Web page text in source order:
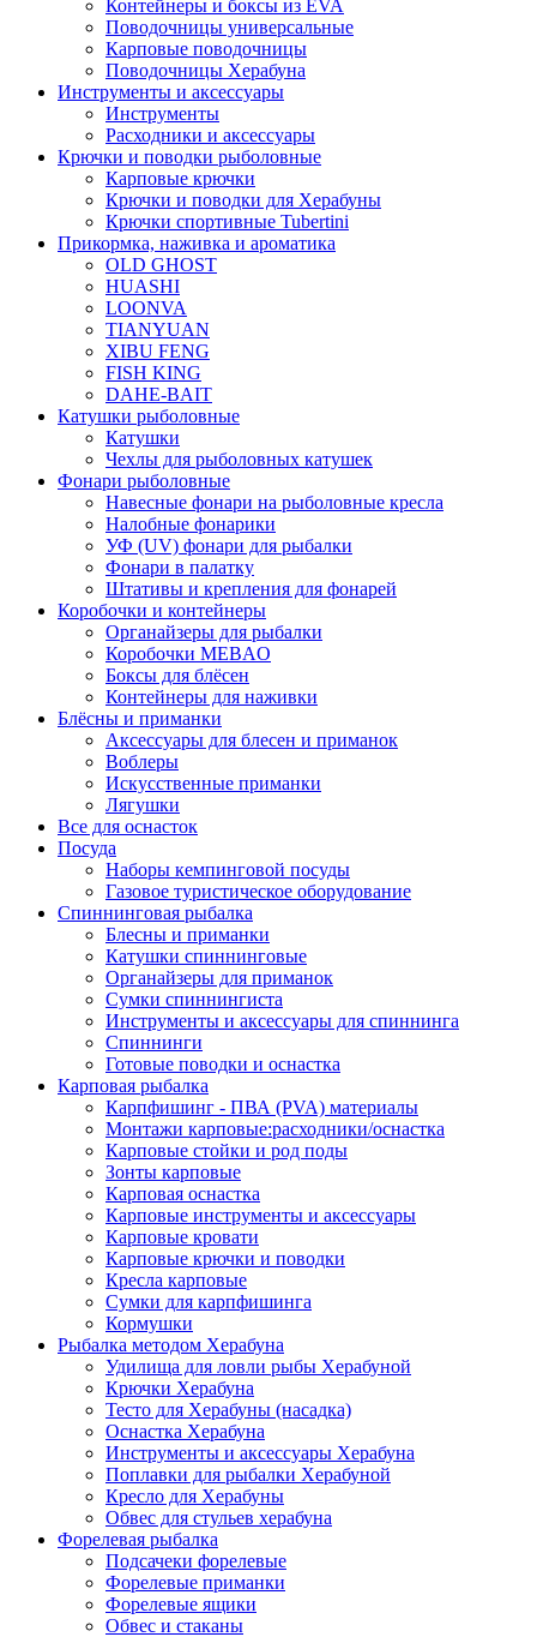
Контейнеры и боксы из EVA
Поводочницы универсальные
Карповые поводочницы
Поводочницы Херабуна
Инструменты и аксессуары
Инструменты
Расходники и аксессуары
Крючки и поводки рыболовные
Карповые крючки
Крючки и поводки для Херабуны
Крючки спортивные Tubertini
Прикормка, наживка и ароматика
OLD GHOST
HUASHI
LOONVA
TIANYUAN
XIBU FENG
FISH KING
DAHE-BAIT
Катушки рыболовные
Катушки
Чехлы для рыболовных катушек
Фонари рыболовные
Навесные фонари на рыболовные кресла
Налобные фонарики
УФ (UV) фонари для рыбалки
Фонари в палатку
Штативы и крепления для фонарей
Коробочки и контейнеры
Органайзеры для рыбалки
Коробочки MEBAO
Боксы для блёсен
Контейнеры для наживки
Блёсны и приманки
Аксессуары для блесен и приманок
Воблеры
Искусственные приманки
Лягушки
Все для оснасток
Посуда
Наборы кемпинговой посуды
Газовое туристическое оборудование
Спиннинговая рыбалка
Блесны и приманки
Катушки спиннинговые
Органайзеры для приманок
Сумки спиннингиста
Инструменты и аксессуары для спиннинга
Спиннинги
Готовые поводки и оснастка
Карповая рыбалка
Карпфишинг - ПВА (PVA) материалы
Монтажи карповые:расходники/оснастка
Карповые стойки и род поды
Зонты карповые
Карповая оснастка
Карповые инструменты и аксессуары
Карповые кровати
Карповые крючки и поводки
Кресла карповые
Сумки для карпфишинга
Кормушки
Рыбалка методом Херабуна
Удилища для ловли рыбы Херабуной
Крючки Херабуна
Тесто для Херабуны (насадка)
Оснастка Херабуна
Инструменты и аксессуары Херабуна
Поплавки для рыбалки Херабуной
Кресло для Херабуны
Обвес для стульев херабуна
Форелевая рыбалка
Подсачеки форелевые
Форелевые приманки
Форелевые ящики
Обвес и стаканы